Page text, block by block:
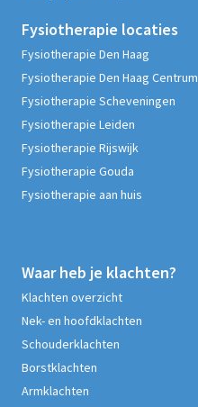
Fysiotherapie locaties
Fysiotherapie Den Haag
Fysiotherapie Den Haag Centrum
Fysiotherapie Scheveningen
Fysiotherapie Leiden
Fysiotherapie Rijswijk
Fysiotherapie Gouda
Fysiotherapie aan huis
Waar heb je klachten?
Klachten overzicht
Nek- en hoofdklachten
Schouderklachten
Borstklachten
Armklachten